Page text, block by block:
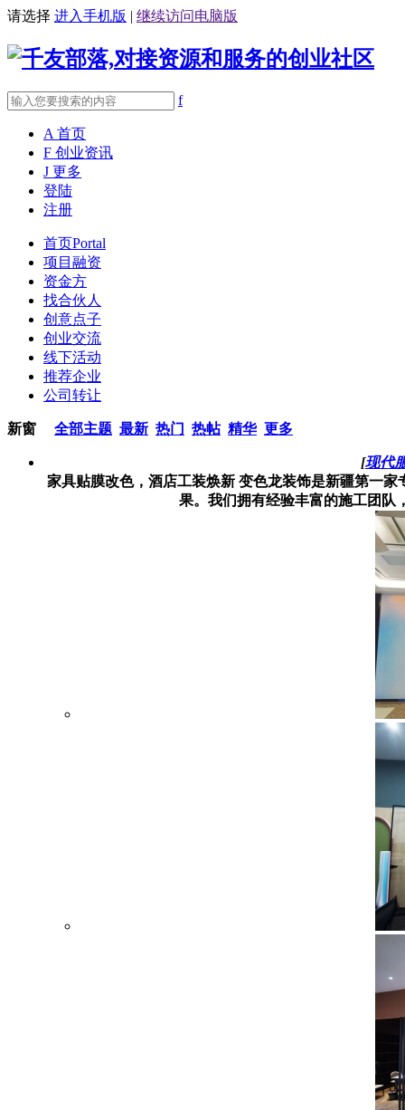
请选择 进入手机版 | 继续访问电脑版
f
A 首页
F 创业资讯
J 更多
登陆
注册
首页Portal
项目融资
资金方
找合伙人
创意点子
创业交流
线下活动
推荐企业
公司转让
新窗 全部主题 最新 热门 热帖 精华 更多
[现代
家具贴膜改色，酒店工装焕新 变色龙装饰是新疆第一
果。我们拥有经验丰富的施工团队